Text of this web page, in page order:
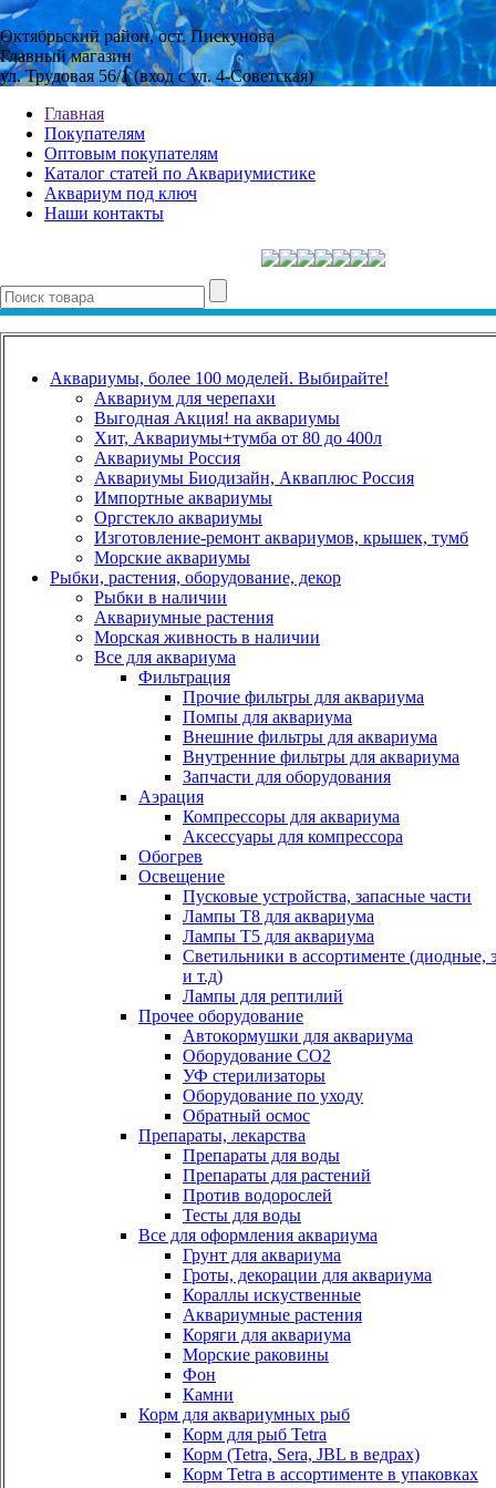
Октябрьский район, ост. Пискунова
Главный магазин
ул. Трудовая 56/1 (вход с ул. 4-Советская)
Главная
Покупателям
Оптовым покупателям
Каталог статей по Аквариумистике
Аквариум под ключ
Наши контакты
Аквариумы, более 100 моделей. Выбирайте!
Аквариум для черепахи
Выгодная Акция! на аквариумы
Хит, Аквариумы+тумба от 80 до 400л
Аквариумы Россия
Аквариумы Биодизайн, Акваплюс Россия
Импортные аквариумы
Оргстекло аквариумы
Изготовление-ремонт аквариумов, крышек, тумб
Морские аквариумы
Рыбки, растения, оборудование, декор
Рыбки в наличии
Аквариумные растения
Морская живность в наличии
Все для аквариума
Фильтрация
Прочие фильтры для аквариума
Помпы для аквариума
Внешние фильтры для аквариума
Внутренние фильтры для аквариума
Запчасти для оборудования
Аэрация
Компрессоры для аквариума
Аксессуары для компрессора
Обогрев
Освещение
Пусковые устройства, запасные части
Лампы Т8 для аквариума
Лампы Т5 для аквариума
Светильники в ассортименте (диодные,
и т.д)
Лампы для рептилий
Прочее оборудование
Автокормушки для аквариума
Оборудование СО2
УФ стерилизаторы
Оборудование по уходу
Обратный осмос
Препараты, лекарства
Препараты для воды
Препараты для растений
Против водорослей
Тесты для воды
Все для оформления аквариума
Грунт для аквариума
Гроты, декорации для аквариума
Кораллы искуственные
Аквариумные растения
Коряги для аквариума
Морские раковины
Фон
Камни
Корм для аквариумных рыб
Корм для рыб Tetra
Корм (Tetra, Sera, JBL в ведрах)
Корм Tetra в ассортименте в упаковках